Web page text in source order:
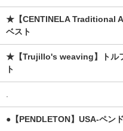
★【CENTINELA Traditional
ベスト
★【Trujillo's weaving】トル
ト
.
●【PENDLETON】USA-ペン